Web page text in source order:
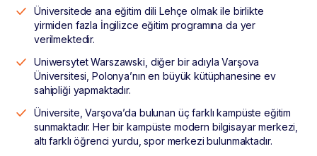
Üniversitede ana eğitim dili Lehçe olmak ile birlikte
yirmiden fazla İngilizce eğitim programına da yer
verilmektedir.
Uniwersytet Warszawski, diğer bir adıyla Varşova
Üniversitesi, Polonya’nın en büyük kütüphanesine ev
sahipliği yapmaktadır.
Üniversite, Varşova’da bulunan üç farklı kampüste eğitim
sunmaktadır. Her bir kampüste modern bilgisayar merkezi,
altı farklı öğrenci yurdu, spor merkezi bulunmaktadır.